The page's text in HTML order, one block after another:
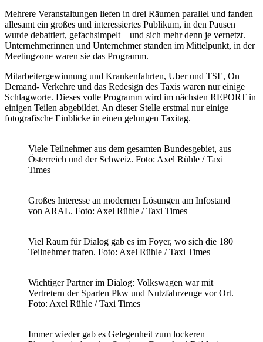
Mehrere Veranstaltungen liefen in drei Räumen parallel und fanden
allesamt ein großes und interessiertes Publikum, in den Pausen
wurde debattiert, gefachsimpelt – und sich mehr denn je vernetzt.
Unternehmerinnen und Unternehmer standen im Mittelpunkt, in der
Meetingzone waren sie das Programm.
Mitarbeitergewinnung und Krankenfahrten, Uber und TSE, On
Demand- Verkehre und das Redesign des Taxis waren nur einige
Schlagworte. Dieses volle Programm wird im nächsten REPORT in
einigen Teilen abgebildet. An dieser Stelle erstmal nur einige
fotografische Einblicke in einen gelungen Taxitag.
Viele Teilnehmer aus dem gesamten Bundesgebiet, aus
Österreich und der Schweiz. Foto: Axel Rühle / Taxi
Times
Großes Interesse an modernen Lösungen am Infostand
von ARAL. Foto: Axel Rühle / Taxi Times
Viel Raum für Dialog gab es im Foyer, wo sich die 180
Teilnehmer trafen. Foto: Axel Rühle / Taxi Times
Wichtiger Partner im Dialog: Volkswagen war mit
Vertretern der Sparten Pkw und Nutzfahrzeuge vor Ort.
Foto: Axel Rühle / Taxi Times
Immer wieder gab es Gelegenheit zum lockeren